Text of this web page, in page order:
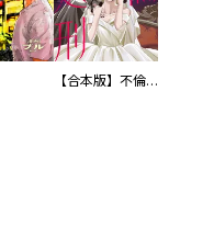
【合本版】不倫処刑